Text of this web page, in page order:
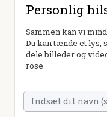
Personlig
Sammen kan vi
Du kan tænde et lys,
dele billeder og
rose